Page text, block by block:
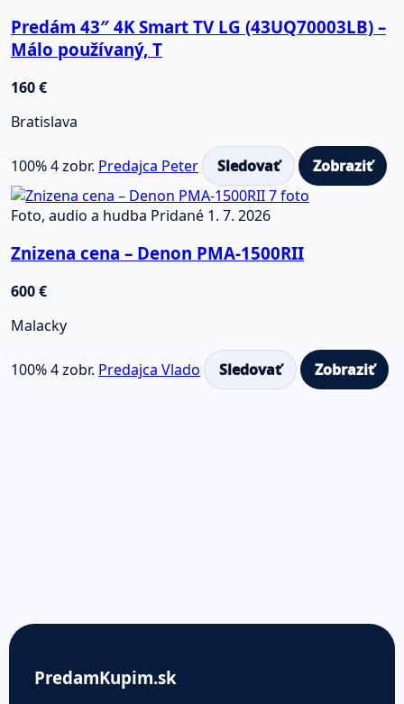
Predám 43″ 4K Smart TV LG (43UQ70003LB) –
Málo používaný, T
160 €
Bratislava
100%4 zobr. Predajca Peter Sledovať
Zobraziť
7 foto
Foto, audio a hudba Pridané 1. 7. 2026
Znizena cena – Denon PMA-1500RII
600 €
Malacky
100%4 zobr. Predajca Vlado Sledovať Zobraziť
PredamKupim.sk